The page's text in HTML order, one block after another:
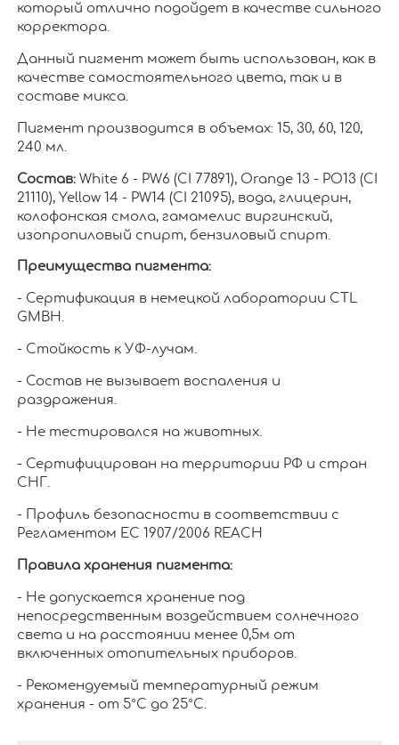
который отлично подойдет в качестве сильного
корректора.
Данный пигмент может быть использован, как в
качестве самостоятельного цвета, так и в
составе микса.
Пигмент производится в объемах: 15, 30, 60, 120,
240 мл.
Состав:White 6 - PW6 (CI 77891), Orange 13 - PO13 (CI
21110), Yellow 14 - PW14 (CI 21095), вода, глицерин,
колофонская смола, гамамелис виргинский,
изопропиловый спирт, бензиловый спирт.
Преимущества пигмента:
- Сертификация в немецкой лаборатории CTL
GMBH.
- Стойкость к УФ-лучам.
- Состав не вызывает воспаления и
раздражения.
- Не тестировался на животных.
- Сертифицирован на территории РФ и стран
СНГ.
- Профиль безопасности в соответствии с
Регламентом ЕС 1907/2006 REACH
Правила хранения пигмента:
- Не допускается хранение под
непосредственным воздействием солнечного
света и на расстоянии менее 0,5м от
включенных отопительных приборов.
- Рекомендуемый температурный режим
хранения - от 5°С до 25°С.